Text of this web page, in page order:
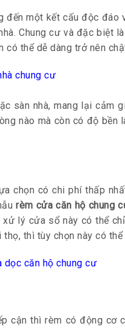
một kết cấu độc đáo
Chung cư và đặc biệt
có thể dễ dàng trở nên
sàn nhà, mang lại cảm
nào mà còn có độ
chọn có chi phí thấp
rèm cửa căn hộ chung
lý cửa sổ này có thể
thì tùy chọn này có
cận thì rèm có động